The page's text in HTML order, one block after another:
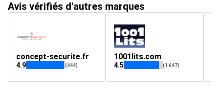
Avis vérifiés d'autres marques
concept-securite.fr
4.9 (444)
1001lits.com
4.5 (1 647)